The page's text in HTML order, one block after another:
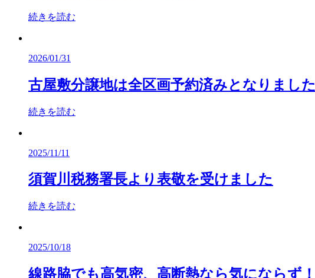
続きを読む
2026/01/31
古屋敷分譲地は全区画予約済みとなりました
続きを読む
2025/11/11
須賀川税務署長より表敬を受けました
続きを読む
2025/10/18
線路脇でも高気密、高断熱なら気にならず！